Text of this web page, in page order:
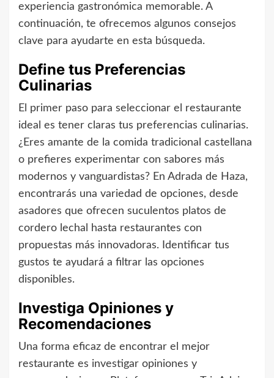
experiencia gastronómica memorable. A
continuación, te ofrecemos algunos consejos
clave para ayudarte en esta búsqueda.
Define tus Preferencias
Culinarias
El primer paso para seleccionar el restaurante
ideal es tener claras tus preferencias culinarias.
¿Eres amante de la comida tradicional castellana
o prefieres experimentar con sabores más
modernos y vanguardistas? En Adrada de Haza,
encontrarás una variedad de opciones, desde
asadores que ofrecen suculentos platos de
cordero lechal hasta restaurantes con
propuestas más innovadoras. Identificar tus
gustos te ayudará a filtrar las opciones
disponibles.
Investiga Opiniones y
Recomendaciones
Una forma eficaz de encontrar el mejor
restaurante es investigar opiniones y